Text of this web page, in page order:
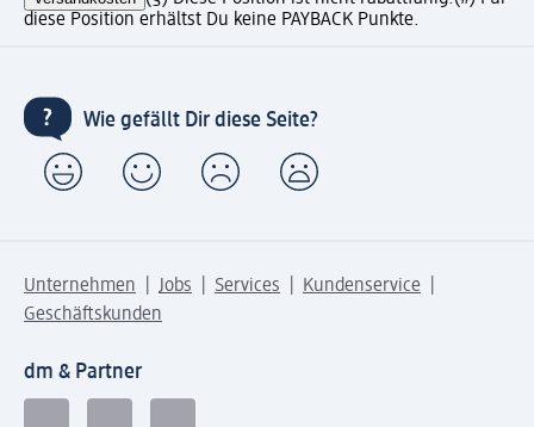
diese Position erhältst Du keine PAYBACK Punkte.
Wie gefällt Dir diese Seite?
Unternehmen Jobs Services
Kundenservice
Geschäftskunden
dm & Partner